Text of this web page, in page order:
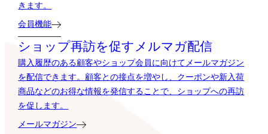
きます。
会員機能
ショップ再訪を促すメルマガ配信
購入履歴のある顧客やショップ会員に向けてメールマガジン
を配信できます。顧客との接点を増やし、クーポンや新入荷
商品などのお得な情報を発信することで、ショップへの再訪
を促します。
メールマガジン